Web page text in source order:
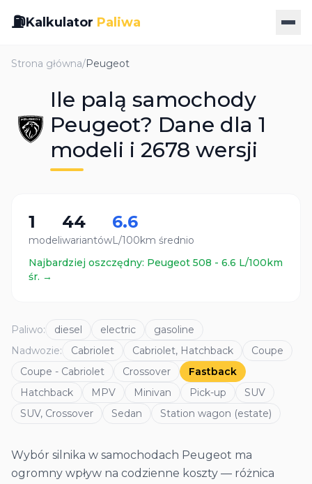
⛽Kalkulator Paliwa
Strona główna/Peugeot
Ile palą samochody
Peugeot? Dane dla 1
modeli i 2678 wersji
1
modeli
44
wariantów
6.6
L/100km średnio
Najbardziej oszczędny: Peugeot 508 - 6.6 L/100km
śr. →
Paliwo: diesel electric
gasoline
Nadwozie: Cabriolet Cabriolet, Hatchback
Coupe
Coupe - Cabriolet
Crossover
Fastback
Hatchback
MPV Minivan Pick-up
SUV
SUV, Crossover
Sedan Station wagon (estate)
Wybór silnika w samochodach Peugeot ma
ogromny wpływ na codzienne koszty — różnica